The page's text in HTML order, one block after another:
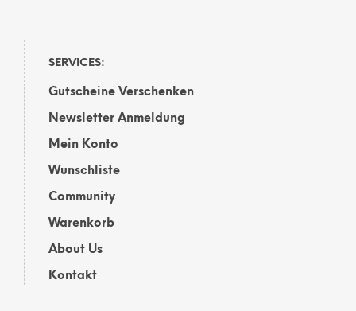
SERVICES:
Gutscheine Verschenken
Newsletter Anmeldung
Mein Konto
Wunschliste
Community
Warenkorb
About Us
Kontakt